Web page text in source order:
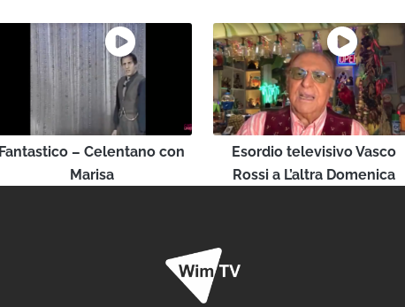
Fantastico – Celentano con
Marisa
Esordio televisivo Vasco
Rossi a L’altra Domenica